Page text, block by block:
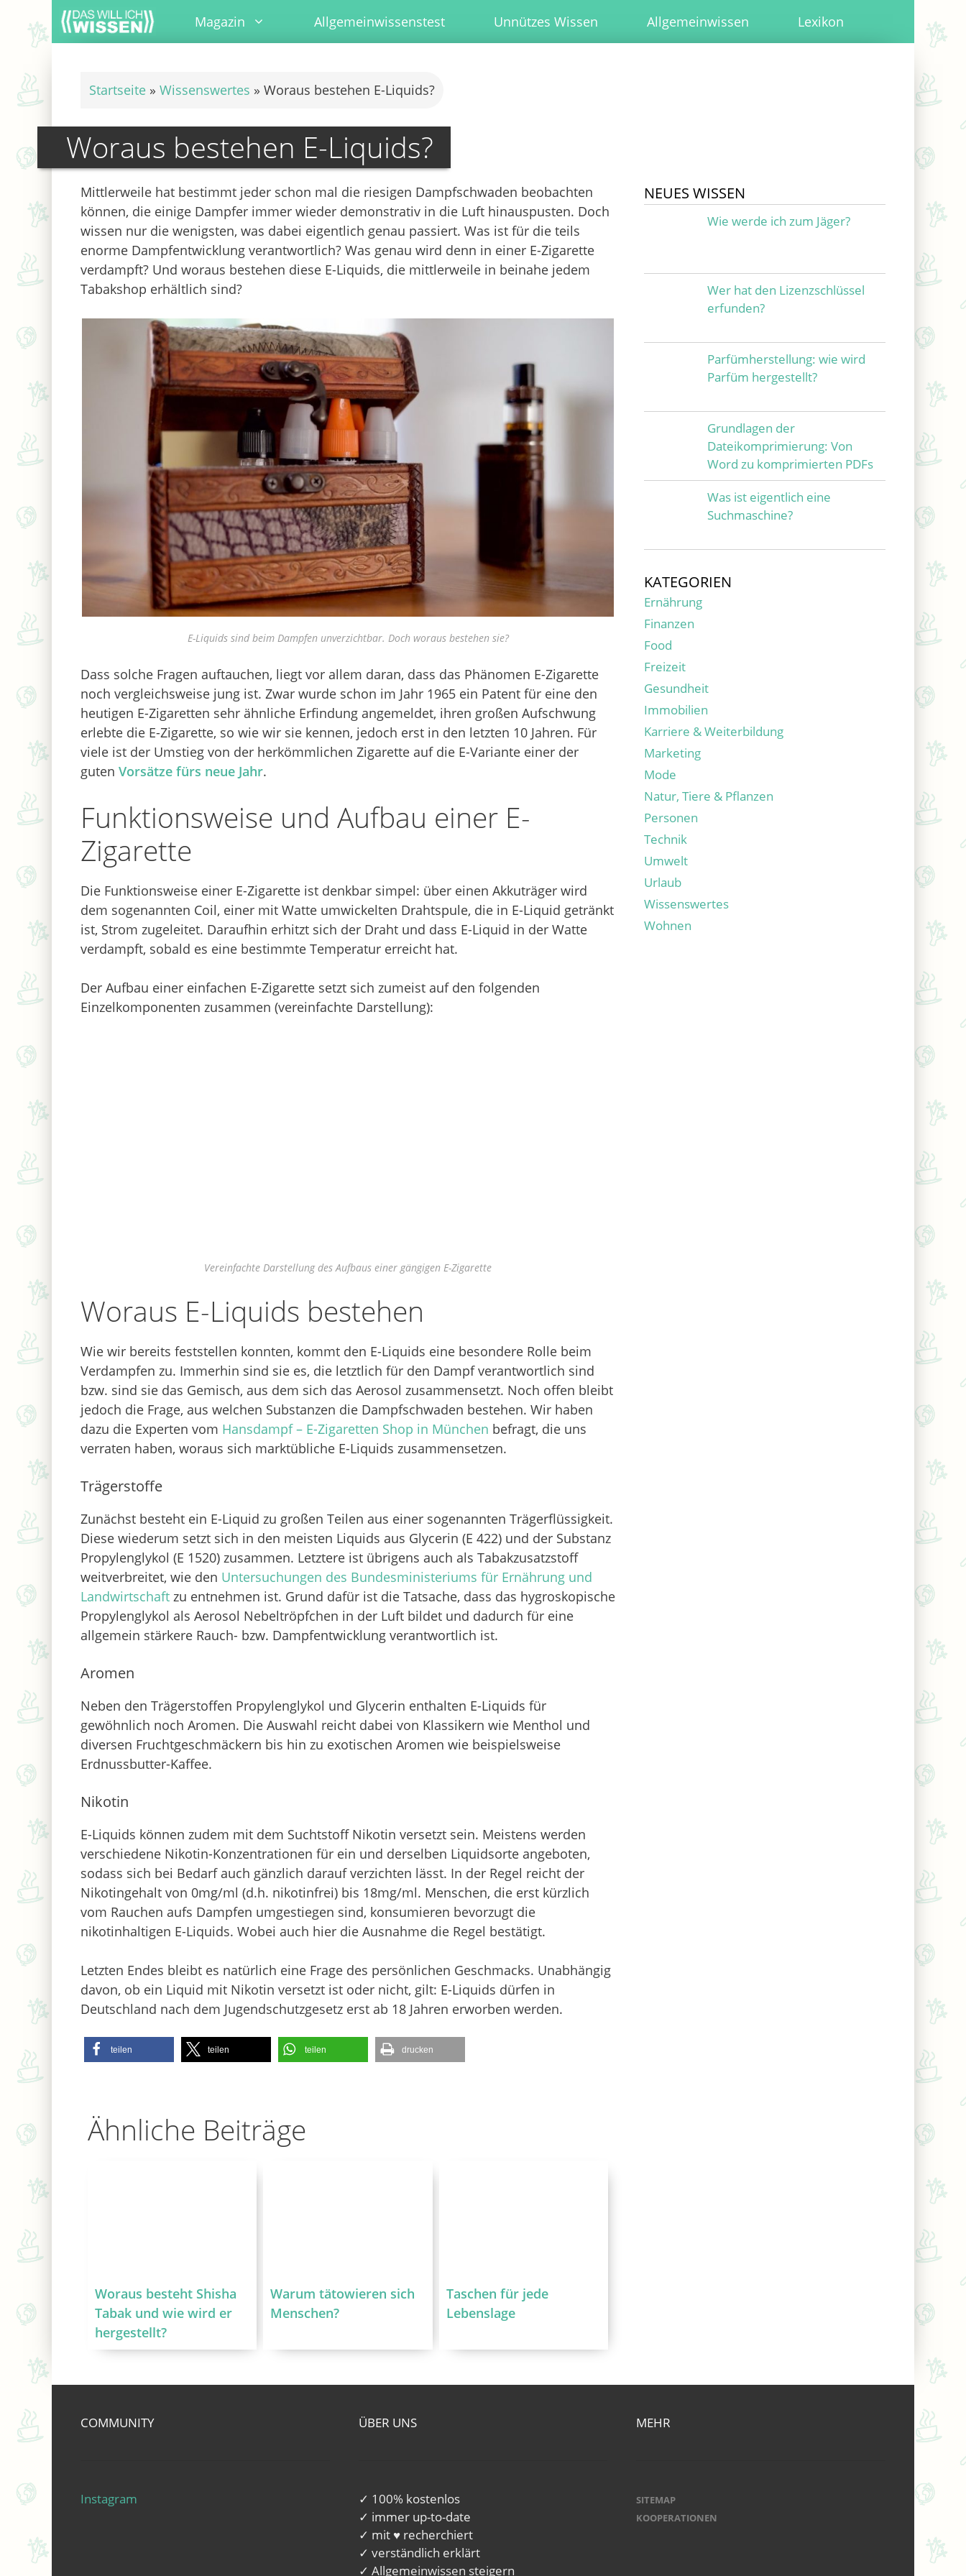
Inhalt
springen
Magazin Allgemeinwissenstest Unnützes Wissen Allgemeinwissen Lexikon
Startseite » Wissenswertes » Woraus bestehen E-Liquids?
Woraus bestehen E-Liquids?
Mittlerweile hat bestimmt jeder schon mal die riesigen Dampfschwaden beobachten
können, die einige Dampfer immer wieder demonstrativ in die Luft hinauspusten. Doch
wissen nur die wenigsten, was dabei eigentlich genau passiert. Was ist für die teils
enorme Dampfentwicklung verantwortlich? Was genau wird denn in einer E-Zigarette
verdampft? Und woraus bestehen diese E-Liquids, die mittlerweile in beinahe jedem
Tabakshop erhältlich sind?
E-Liquids sind beim Dampfen unverzichtbar. Doch woraus bestehen sie?
Dass solche Fragen auftauchen, liegt vor allem daran, dass das Phänomen E-Zigarette
noch vergleichsweise jung ist. Zwar wurde schon im Jahr 1965 ein Patent für eine den
heutigen E-Zigaretten sehr ähnliche Erfindung angemeldet, ihren großen Aufschwung
erlebte die E-Zigarette, so wie wir sie kennen, jedoch erst in den letzten 10 Jahren. Für
viele ist der Umstieg von der herkömmlichen Zigarette auf die E-Variante einer der
guten Vorsätze fürs neue Jahr.
Funktionsweise und Aufbau einer E-
Zigarette
Die Funktionsweise einer E-Zigarette ist denkbar simpel: über einen Akkuträger wird
dem sogenannten Coil, einer mit Watte umwickelten Drahtspule, die in E-Liquid getränkt
ist, Strom zugeleitet. Daraufhin erhitzt sich der Draht und dass E-Liquid in der Watte
verdampft, sobald es eine bestimmte Temperatur erreicht hat.
Der Aufbau einer einfachen E-Zigarette setzt sich zumeist auf den folgenden
Einzelkomponenten zusammen (vereinfachte Darstellung):
Vereinfachte Darstellung des Aufbaus einer gängigen E-Zigarette
Woraus E-Liquids bestehen
Wie wir bereits feststellen konnten, kommt den E-Liquids eine besondere Rolle beim
Verdampfen zu. Immerhin sind sie es, die letztlich für den Dampf verantwortlich sind
bzw. sind sie das Gemisch, aus dem sich das Aerosol zusammensetzt. Noch offen bleibt
jedoch die Frage, aus welchen Substanzen die Dampfschwaden bestehen. Wir haben
dazu die Experten vom Hansdampf – E-Zigaretten Shop in München befragt, die uns
verraten haben, woraus sich marktübliche E-Liquids zusammensetzen.
Trägerstoffe
Zunächst besteht ein E-Liquid zu großen Teilen aus einer sogenannten Trägerflüssigkeit.
Diese wiederum setzt sich in den meisten Liquids aus Glycerin (E 422) und der Substanz
Propylenglykol (E 1520) zusammen. Letztere ist übrigens auch als Tabakzusatzstoff
weitverbreitet, wie den Untersuchungen des Bundesministeriums für Ernährung und
Landwirtschaft zu entnehmen ist. Grund dafür ist die Tatsache, dass das hygroskopische
Propylenglykol als Aerosol Nebeltröpfchen in der Luft bildet und dadurch für eine
allgemein stärkere Rauch- bzw. Dampfentwicklung verantwortlich ist.
Aromen
Neben den Trägerstoffen Propylenglykol und Glycerin enthalten E-Liquids für
gewöhnlich noch Aromen. Die Auswahl reicht dabei von Klassikern wie Menthol und
diversen Fruchtgeschmäckern bis hin zu exotischen Aromen wie beispielsweise
Erdnussbutter-Kaffee.
Nikotin
E-Liquids können zudem mit dem Suchtstoff Nikotin versetzt sein. Meistens werden
verschiedene Nikotin-Konzentrationen für ein und derselben Liquidsorte angeboten,
sodass sich bei Bedarf auch gänzlich darauf verzichten lässt. In der Regel reicht der
Nikotingehalt von 0mg/ml (d.h. nikotinfrei) bis 18mg/ml. Menschen, die erst kürzlich
vom Rauchen aufs Dampfen umgestiegen sind, konsumieren bevorzugt die
nikotinhaltigen E-Liquids. Wobei auch hier die Ausnahme die Regel bestätigt.
Letzten Endes bleibt es natürlich eine Frage des persönlichen Geschmacks. Unabhängig
davon, ob ein Liquid mit Nikotin versetzt ist oder nicht, gilt: E-Liquids dürfen in
Deutschland nach dem Jugendschutzgesetz erst ab 18 Jahren erworben werden.
teilen teilen teilen drucken
Ähnliche Beiträge
Woraus besteht Shisha
Tabak und wie wird er
hergestellt?
Warum tätowieren sich
Menschen?
Taschen für jede
Lebenslage
NEUES WISSEN
Wie werde ich zum Jäger?
Wer hat den Lizenzschlüssel
erfunden?
Parfümherstellung: wie wird
Parfüm hergestellt?
Grundlagen der
Dateikomprimierung: Von
Word zu komprimierten PDFs
Was ist eigentlich eine
Suchmaschine?
KATEGORIEN
Ernährung
Finanzen
Food
Freizeit
Gesundheit
Immobilien
Karriere & Weiterbildung
Marketing
Mode
Natur, Tiere & Pflanzen
Personen
Technik
Umwelt
Urlaub
Wissenswertes
Wohnen
COMMUNITY
Instagram
ÜBER UNS
✓ 100% kostenlos
✓ immer up-to-date
✓ mit ♥ recherchiert
✓ verständlich erklärt
✓ Allgemeinwissen steigern
MEHR
SITEMAP
KOOPERATIONEN